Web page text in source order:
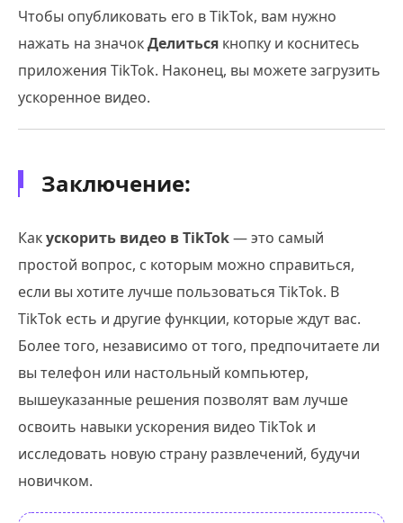
Чтобы опубликовать его в TikTok, вам нужно
нажать на значокДелиться кнопку и коснитесь
приложения TikTok. Наконец, вы можете загрузить
ускоренное видео.
Заключение:
Какускорить видео в TikTok— это самый
простой вопрос, с которым можно справиться,
если вы хотите лучше пользоваться TikTok. В
TikTok есть и другие функции, которые ждут вас.
Более того, независимо от того, предпочитаете ли
вы телефон или настольный компьютер,
вышеуказанные решения позволят вам лучше
освоить навыки ускорения видео TikTok и
исследовать новую страну развлечений, будучи
новичком.